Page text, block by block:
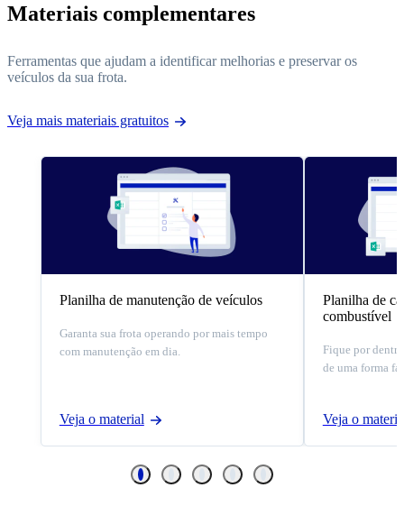
Materiais complementares
Ferramentas que ajudam a identificar melhorias e preservar os
veículos da sua frota.
Veja mais materiais gratuitos
Planilha de manutenção de veículos
Garanta sua frota operando por mais tempo
com manutenção em dia.
Veja o material
Planilha de
combustível
Fique por
de uma forma
Veja o